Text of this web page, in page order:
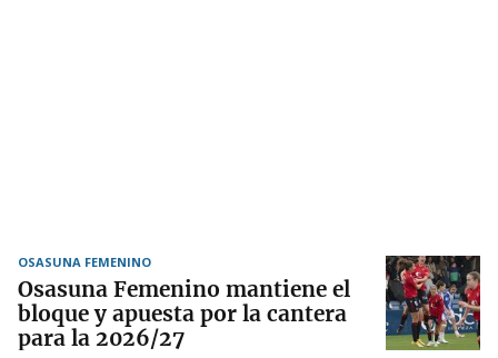
OSASUNA FEMENINO
Osasuna Femenino mantiene el
bloque y apuesta por la cantera
para la 2026/27